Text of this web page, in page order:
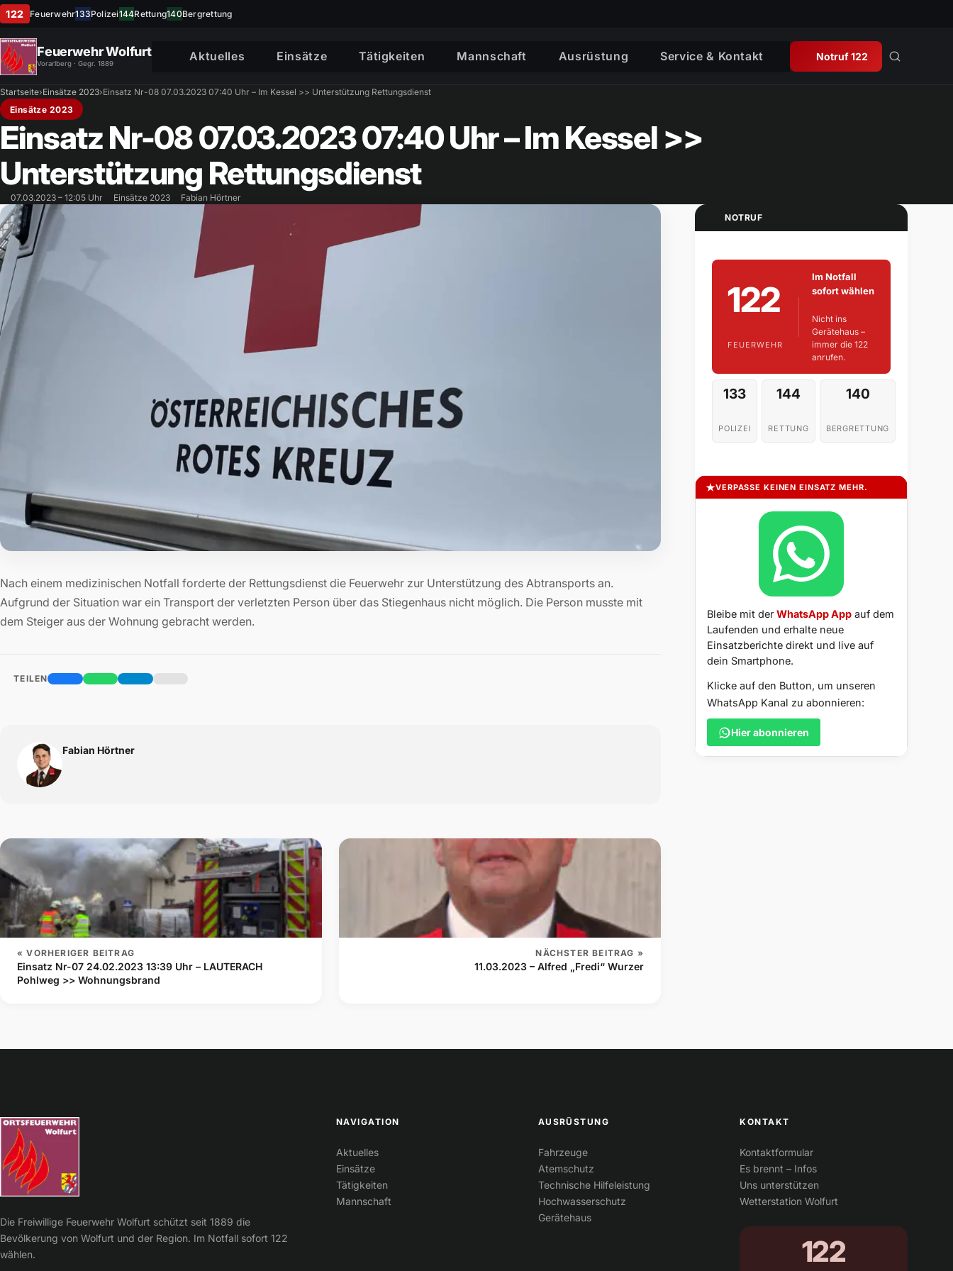
122 Feuerwehr133Polizei144Rettung140Bergrettung
Feuerwehr Wolfurt
Vorarlberg · Gegr. 1889
Aktuelles Einsätze Tätigkeiten Mannschaft Ausrüstung Service & Kontakt Notruf 122
Startseite›Einsätze 2023›Einsatz Nr-08 07.03.2023 07:40 Uhr – Im Kessel >> Unterstützung Rettungsdienst
Einsätze 2023
Einsatz Nr-08 07.03.2023 07:40 Uhr – Im Kessel >>
Unterstützung Rettungsdienst
07.03.2023 – 12:05 Uhr Einsätze 2023 Fabian Hörtner
Nach einem medizinischen Notfall forderte der Rettungsdienst die Feuerwehr zur Unterstützung des Abtransports an.
Aufgrund der Situation war ein Transport der verletzten Person über das Stiegenhaus nicht möglich. Die Person musste mit
dem Steiger aus der Wohnung gebracht werden.
TEILEN
Fabian Hörtner
« VORHERIGER BEITRAG
Einsatz Nr-07 24.02.2023 13:39 Uhr – LAUTERACH
Pohlweg >> Wohnungsbrand
NÄCHSTER BEITRAG »
11.03.2023 – Alfred „Fredi“ Wurzer
NOTRUF
122
FEUERWEHR
Im Notfall
sofort wählen
Nicht ins
Gerätehaus –
immer die 122
anrufen.
133
POLIZEI
144
RETTUNG
140
BERGRETTUNG
VERPASSE KEINEN EINSATZ MEHR.
Bleibe mit derWhatsApp App auf dem
Laufenden und erhalte neue
Einsatzberichte direkt und live auf
dein Smartphone.
Klicke auf den Button, um unseren
WhatsApp Kanal zu abonnieren:
Hier abonnieren
Die Freiwillige Feuerwehr Wolfurt schützt seit 1889 die
Bevölkerung von Wolfurt und der Region. Im Notfall sofort 122
wählen.
NAVIGATION
Aktuelles
Einsätze
Tätigkeiten
Mannschaft
AUSRÜSTUNG
Fahrzeuge
Atemschutz
Technische Hilfeleistung
Hochwasserschutz
Gerätehaus
KONTAKT
Kontaktformular
Es brennt – Infos
Uns unterstützen
Wetterstation Wolfurt
122